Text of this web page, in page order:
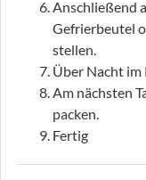
Anschließend
Gefrierbeutel
stellen.
Über Nacht
Am nächsten
packen.
Fertig